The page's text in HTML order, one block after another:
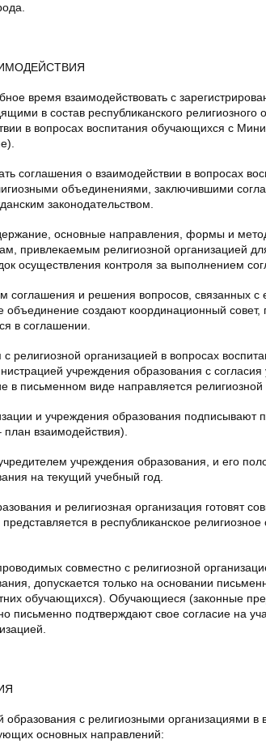
время взаимодействовать с
в состав республиканского
в вопросах воспитания обучающихся с
соглашения о взаимодействии в вопросах
объединениями, заключившими
законодательством.
основные направления, формы и
привлекаемым религиозной организацией
осуществления контроля за выполнением
соглашения и решения вопросов, связанных с
объединение создают координационный совет,
в соглашении.
религиозной организацией в вопросах
учреждения образования с согласия
письменном виде направляется религиозной
и учреждения образования подписывают
взаимодействия).
учреждения образования, и его
на текущий учебный год.
и религиозная организация готовят
в республиканское
совместно с религиозной
допускается только на основании
обучающихся). Обучающиеся (законные
письменно подтверждают свое согласие на
с религиозными организациями в
основных направлений: